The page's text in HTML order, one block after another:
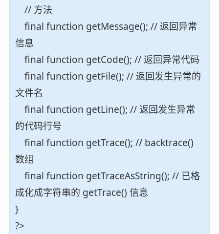
// 方法
final function getMessage(); // 返回异常
信息
final function getCode(); // 返回异常代码
final function getFile(); // 返回发生异常的
文件名
final function getLine(); // 返回发生异常
的代码行号
final function getTrace(); // backtrace()
数组
final function getTraceAsString(); // 已格
成化成字符串的 getTrace() 信息
}
?>